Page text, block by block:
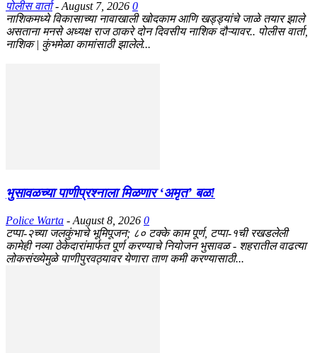
पोलीस वार्ता - August 7, 2026 0
नाशिकमध्ये विकासाच्या नावाखाली खोदकाम आणि खड्ड्यांचे जाळे तयार झाले
असताना मनसे अध्यक्ष राज ठाकरे दोन दिवसीय नाशिक दौऱ्यावर.. पोलीस वार्ता,
नाशिक | कुंभमेळा कामांसाठी झालेले...
भुसावळच्या पाणीप्रश्नाला मिळणार ‘अमृत’ बळ!
Police Warta - August 8, 2026 0
टप्पा-२च्या जलकुंभाचे भूमिपूजन; ८० टक्के काम पूर्ण, टप्पा-१ची रखडलेली
कामेही नव्या ठेकेदारांमार्फत पूर्ण करण्याचे नियोजन भुसावळ - शहरातील वाढत्या
लोकसंख्येमुळे पाणीपुरवठ्यावर येणारा ताण कमी करण्यासाठी...